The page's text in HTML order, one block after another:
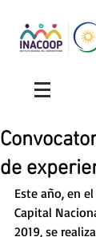
de
Este año, en
Capital
2019, se